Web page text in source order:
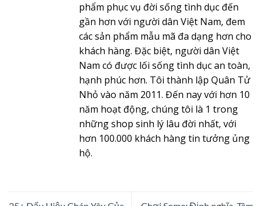
phẩm phục vụ đời sống tình dục đến
gần hơn với người dân Việt Nam, đem
các sản phẩm mẫu mã đa dạng hơn cho
khách hàng. Đặc biệt, người dân Việt
Nam có được lối sống tình dục an toàn,
hạnh phúc hơn. Tôi thành lập Quân Tử
Nhỏ vào năm 2011. Đến nay với hơn 10
năm hoạt động, chúng tôi là 1 trong
những shop sinh lý lâu đời nhất, với
hơn 100.000 khách hàng tin tưởng ủng
hộ.